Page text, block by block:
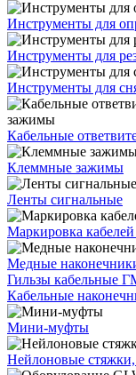
Инструменты для
Инструменты для
Инструменты для
Кабельные
Клеммные зажимы
Ленты сигнальные
Маркировка
Медные
Гильзы кабельные
Кабельные
Мини-муфты
Нейлоновые